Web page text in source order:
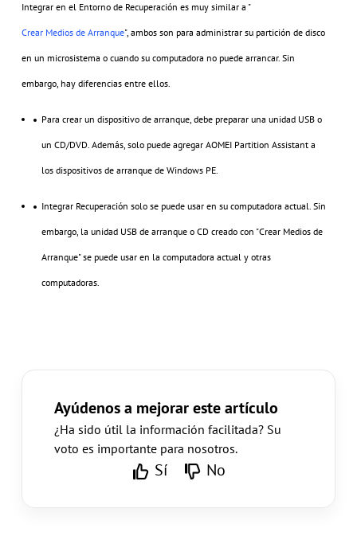
Integrar en el Entorno de Recuperación es muy similar a "
Crear Medios de Arranque", ambos son para administrar su partición de disco
en un microsistema o cuando su computadora no puede arrancar. Sin
embargo, hay diferencias entre ellos.
Para crear un dispositivo de arranque, debe preparar una unidad USB o
un CD/DVD. Además, solo puede agregar AOMEI Partition Assistant a
los dispositivos de arranque de Windows PE.
Integrar Recuperación solo se puede usar en su computadora actual. Sin
embargo, la unidad USB de arranque o CD creado con "Crear Medios de
Arranque" se puede usar en la computadora actual y otras
computadoras.
Ayúdenos a mejorar este artículo
¿Ha sido útil la información facilitada? Su
voto es importante para nosotros.
Sí No